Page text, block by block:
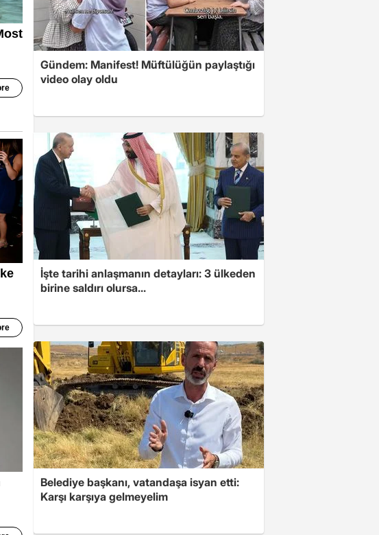
Gündem: Manifest! Müftülüğün paylaştığı
video olay oldu
İşte tarihi anlaşmanın detayları: 3 ülkeden
birine saldırı olursa...
Belediye başkanı, vatandaşa isyan etti:
Karşı karşıya gelmeyelim